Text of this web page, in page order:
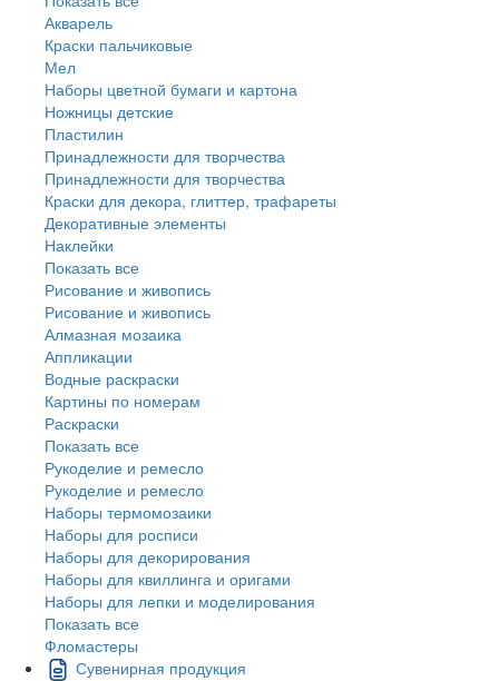
Акварель
Краски пальчиковые
Мел
Наборы цветной бумаги и картона
Ножницы детские
Пластилин
Принадлежности для творчества
Принадлежности для творчества
Краски для декора, глиттер, трафареты
Декоративные элементы
Наклейки
Показать все
Рисование и живопись
Рисование и живопись
Алмазная мозаика
Аппликации
Водные раскраски
Картины по номерам
Раскраски
Показать все
Рукоделие и ремесло
Рукоделие и ремесло
Наборы термомозаики
Наборы для росписи
Наборы для декорирования
Наборы для квиллинга и оригами
Наборы для лепки и моделирования
Показать все
Фломастеры
Сувенирная продукция